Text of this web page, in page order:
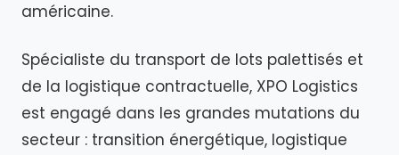
américaine.
Spécialiste du transport de lots palettisés et
de la logistique contractuelle, XPO Logistics
est engagé dans les grandes mutations du
secteur : transition énergétique, logistique